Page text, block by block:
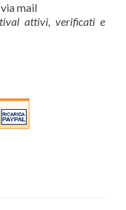
mail
attivi, verificati e